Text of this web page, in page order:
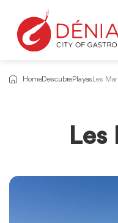
HomeDescubrePlayas Les
Les